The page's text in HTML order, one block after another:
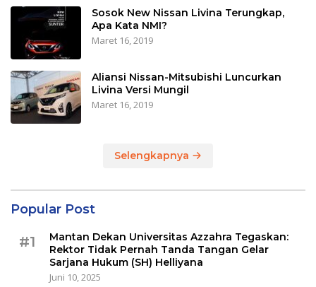
Sosok New Nissan Livina Terungkap,
Apa Kata NMI?
Maret 16, 2019
Aliansi Nissan-Mitsubishi Luncurkan
Livina Versi Mungil
Maret 16, 2019
Selengkapnya
Popular Post
#1
Mantan Dekan Universitas Azzahra Tegaskan:
Rektor Tidak Pernah Tanda Tangan Gelar
Sarjana Hukum (SH) Helliyana
Juni 10, 2025